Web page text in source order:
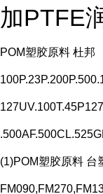
加PTFE
POM塑胶原料 杜邦
(1)POM塑胶原料 台